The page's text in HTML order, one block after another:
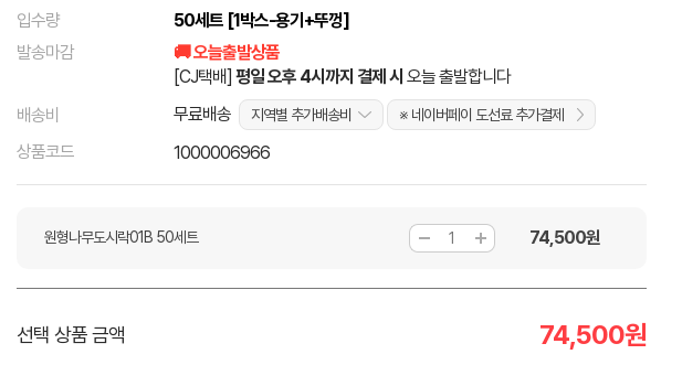
입수량
50세트 [1박스-용기+뚜껑]
발송마감
🚚 오늘출발상품
[CJ택배] 평일 오후 4시까지 결제 시 오늘 출발합니다
배송비
무료배송 지역별 추가배송비 ※ 네이버페이 도선료 추가결제
상품코드 1000006966
원형나무도시락01B 50세트 74,500원
선택 상품 금액 74,500원